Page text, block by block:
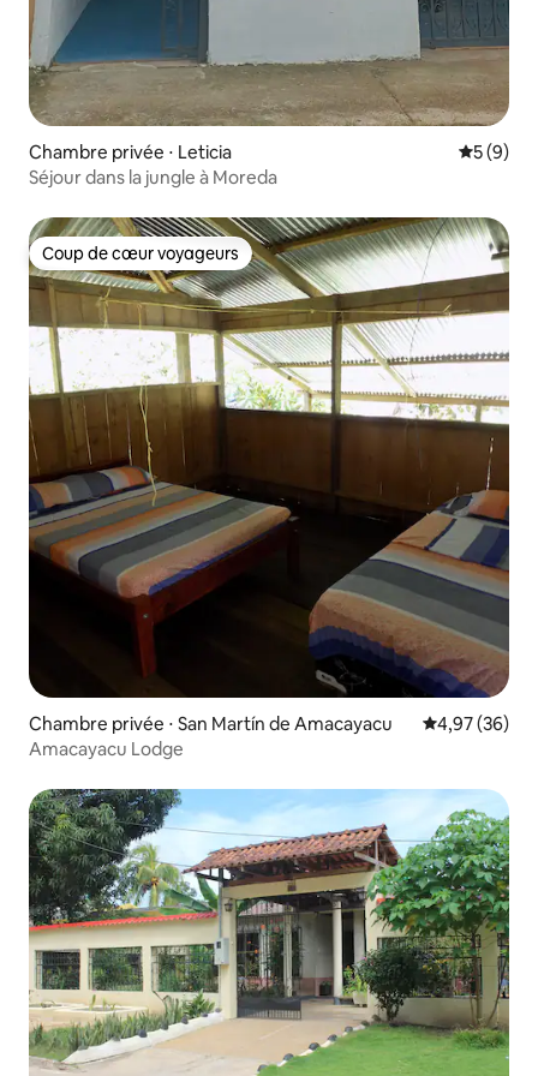
Chambre privée ⋅ Leticia
5 (9)
Séjour dans la jungle à Moreda
Coup de cœur voyageurs
Coup de cœur voyageurs
Chambre privée ⋅ San Martín de Amacayacu Évaluation
4,97 (36)
Amacayacu Lodge